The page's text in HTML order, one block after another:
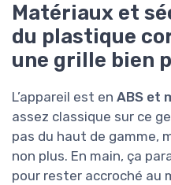
Matériaux et
du plastique
une grille bien
L’appareil est en ABS et
assez classique sur ce
pas du haut de gamme,
non plus. En main, ça
pour rester accroché au